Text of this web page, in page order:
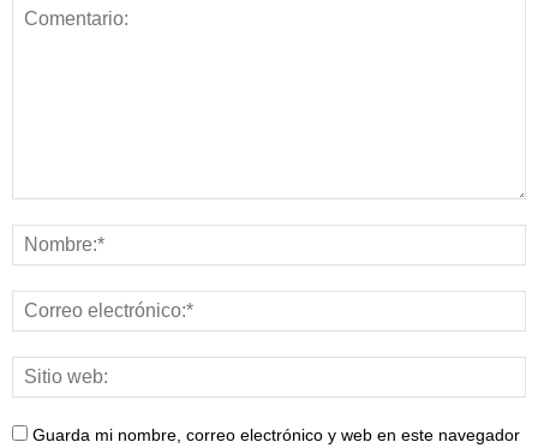
Guarda mi nombre, correo electrónico y web en este navegador